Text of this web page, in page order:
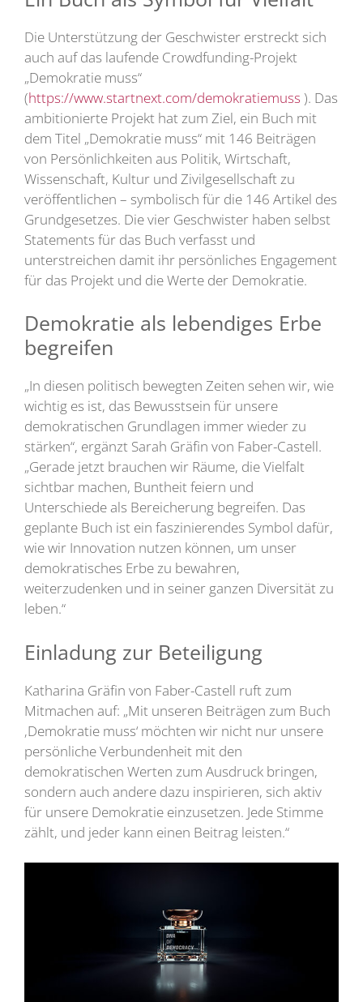
Die Unterstützung der Geschwister erstreckt sich
auch auf das laufende Crowdfunding-Projekt
„Demokratie muss“
(https://www.startnext.com/demokratiemuss ). Das
ambitionierte Projekt hat zum Ziel, ein Buch mit
dem Titel „Demokratie muss“ mit 146 Beiträgen
von Persönlichkeiten aus Politik, Wirtschaft,
Wissenschaft, Kultur und Zivilgesellschaft zu
veröffentlichen – symbolisch für die 146 Artikel des
Grundgesetzes. Die vier Geschwister haben selbst
Statements für das Buch verfasst und
unterstreichen damit ihr persönliches Engagement
für das Projekt und die Werte der Demokratie.
Demokratie als lebendiges Erbe
begreifen
„In diesen politisch bewegten Zeiten sehen wir, wie
wichtig es ist, das Bewusstsein für unsere
demokratischen Grundlagen immer wieder zu
stärken“, ergänzt Sarah Gräfin von Faber-Castell.
„Gerade jetzt brauchen wir Räume, die Vielfalt
sichtbar machen, Buntheit feiern und
Unterschiede als Bereicherung begreifen. Das
geplante Buch ist ein faszinierendes Symbol dafür,
wie wir Innovation nutzen können, um unser
demokratisches Erbe zu bewahren,
weiterzudenken und in seiner ganzen Diversität zu
leben.“
Einladung zur Beteiligung
Katharina Gräfin von Faber-Castell ruft zum
Mitmachen auf: „Mit unseren Beiträgen zum Buch
‚Demokratie muss‘ möchten wir nicht nur unsere
persönliche Verbundenheit mit den
demokratischen Werten zum Ausdruck bringen,
sondern auch andere dazu inspirieren, sich aktiv
für unsere Demokratie einzusetzen. Jede Stimme
zählt, und jeder kann einen Beitrag leisten.“